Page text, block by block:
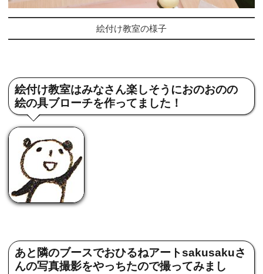
絵付け教室の様子
絵付け教室はみなさん楽しそうにおのおのの
絵の具ブローチを作ってました！
あと隣のブースでおひるねアートsakusakuさ
んの写真撮影をやっちたので撮ってみまし